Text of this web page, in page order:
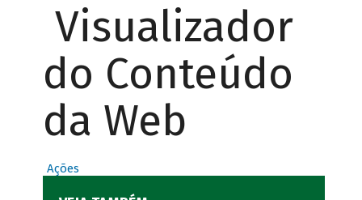
Visualizador
do Conteúdo
da Web
Ações